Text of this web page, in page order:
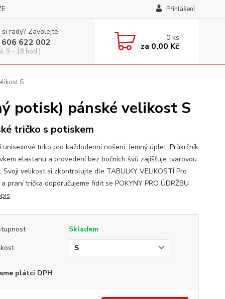
Přihlášení
rady? Zavolejte.
622 002
9 - 18 hod.)
0ks
za 0,00 Kč
S
potisk) pánské velikost S
tričko s potiskem
unisexové triko pro každodenní nošení. Jemný úplet. Průkrčník
elastanu a provedení bez bočních švů zajišťuje tvarovou
Svoji velikost si zkontrolujte dle TABULKY VELIKOSTÍ Pro
praní trička doporučujeme řídit se POKYNY PRO ÚDRŽBU
Skladem
plátci DPH